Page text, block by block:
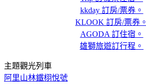
kkday 訂房/票券。
KLOOK 訂房/票券。
AGODA 訂住宿。
雄獅旅遊訂行程。
主題觀光列車
阿里山林鐵栩悅號